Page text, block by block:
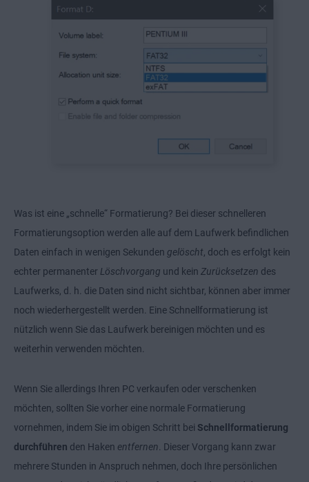
Was ist eine „schnelle“ Formatierung? Bei dieser schnelleren
Formatierungsoption werden alle auf dem Laufwerk befindlichen
Daten einfach in wenigen Sekunden gelöscht , doch es erfolgt kein
echter permanenter Löschvorgang und kein Zurücksetzen des
Laufwerks, d. h. die Daten sind nicht sichtbar, können aber immer
noch wiederhergestellt werden. Eine Schnellformatierung ist
nützlich wenn Sie das Laufwerk bereinigen möchten und es
weiterhin verwenden möchten.
Wenn Sie allerdings Ihren PC verkaufen oder verschenken
möchten, sollten Sie vorher eine normale Formatierung
vornehmen, indem Sie im obigen Schritt bei Schnellformatierung
durchführen den Haken entfernen . Dieser Vorgang kann zwar
mehrere Stunden in Anspruch nehmen, doch Ihre persönlichen